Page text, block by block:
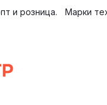
и розница. Марки